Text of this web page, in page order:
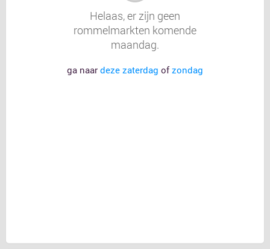
Helaas, er zijn geen
rommelmarkten komende
maandag.
ga naar deze zaterdag ofzondag